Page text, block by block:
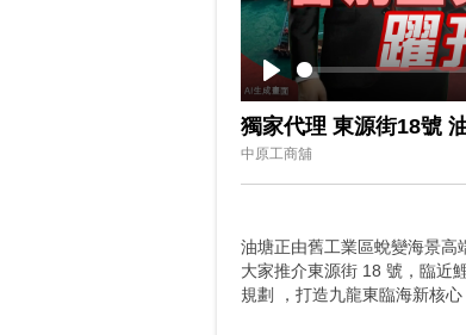
Play
獨家代理 東源街18號
中原工商舖
油塘正由舊工業區蛻變海景高
大家推介東源街 18 號，臨近
規劃 ，打造九龍東臨海新核心